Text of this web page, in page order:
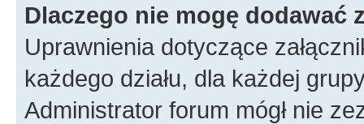
Dlaczego nie mogę dodawać
Uprawnienia dotyczące
każdego działu, dla każdej
Administrator forum mógł nie